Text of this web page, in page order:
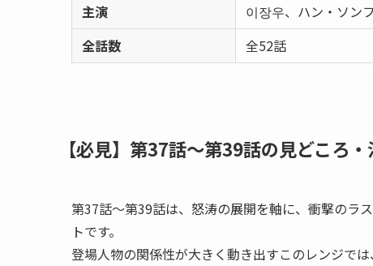
主演
이장우、ハン・ソン
全話数
全52話
【必見】第37話〜第39話の見どころ
第37話〜第39話は、怒涛の展開を軸に、衝撃のラ
トです。
登場人物の関係性が大きく動き出すこのレンジで